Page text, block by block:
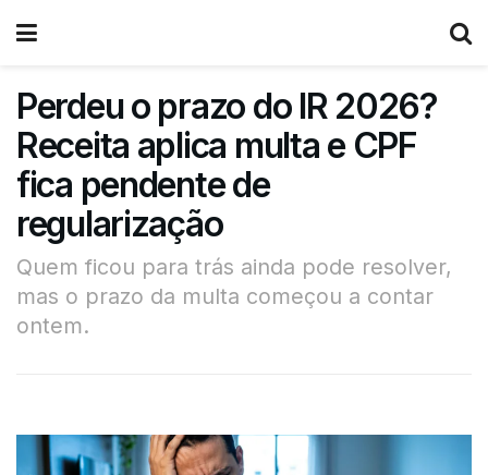
Perdeu o prazo do IR 2026?
Receita aplica multa e CPF
fica pendente de
regularização
Quem ficou para trás ainda pode resolver,
mas o prazo da multa começou a contar
ontem.